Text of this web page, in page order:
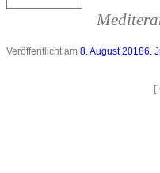
Veröffentlicht am 8. August 20186.
[